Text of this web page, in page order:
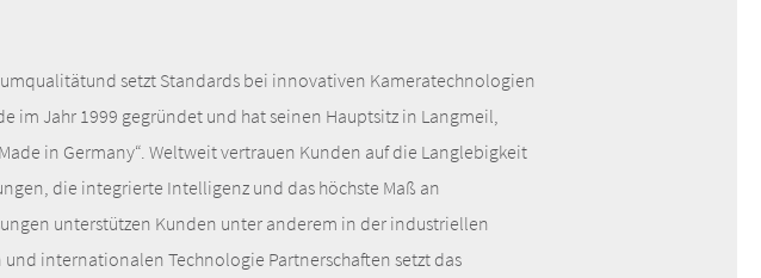
setzt Standards bei innovativen Kameratechnologien
im Jahr 1999 gegründet und hat seinen Hauptsitz in Langmeil,
in Germany“. Weltweit vertrauen Kunden auf die Langlebigkeit
die integrierte Intelligenz und das höchste Maß an
unterstützen Kunden unter anderem in der industriellen
internationalen Technologie Partnerschaften setzt das